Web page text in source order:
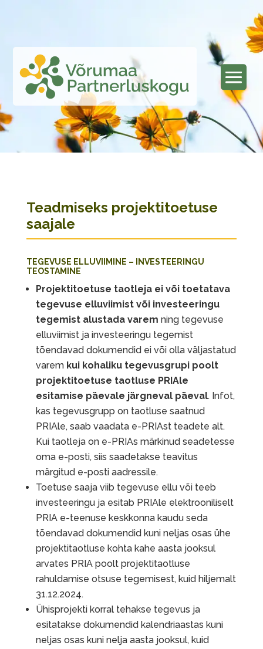
Teadmiseks projektitoetuse
saajale
TEGEVUSE ELLUVIIMINE – INVESTEERINGU
TEOSTAMINE
Projektitoetuse taotleja ei või toetatava
tegevuse elluviimist või investeeringu
tegemist alustada varem ning tegevuse
elluviimist ja investeeringu tegemist
tõendavad dokumendid ei või olla väljastatud
varem kui kohaliku tegevusgrupi poolt
projektitoetuse taotluse PRIAle
esitamise päevale järgneval päeval. Infot,
kas tegevusgrupp on taotluse saatnud
PRIAle, saab vaadata e-PRIAst teadete alt.
Kui taotleja on e-PRIAs märkinud seadetesse
oma e-posti, siis saadetakse teavitus
märgitud e-posti aadressile.
Toetuse saaja viib tegevuse ellu või teeb
investeeringu ja esitab PRIAle elektrooniliselt
PRIA e-teenuse keskkonna kaudu seda
tõendavad dokumendid kuni neljas osas ühe
projektitaotluse kohta kahe aasta jooksul
arvates PRIA poolt projektitaotluse
rahuldamise otsuse tegemisest, kuid hiljemalt
31.12.2024.
Ühisprojekti korral tehakse tegevus ja
esitatakse dokumendid kalendriaastas kuni
neljas osas kuni nelja aasta jooksul, kuid